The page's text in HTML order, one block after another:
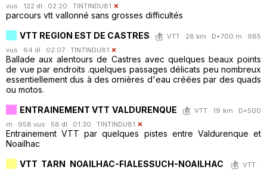
vus · 122 dl · 02:20 · TINTINDU81
parcours vtt vallonné sans grosses difficultés
VTT REGION EST DE CASTRES
VTT · 28 km · D+700 m · 985
vus · 64 dl · 02:07 · TINTINDU81
Ballade aux alentours de Castres avec quelques beaux points
de vue par endroits .quelques passages délicats peu nombreux
essentiellement dus à des ornières d'eau créées par des quads
ou motos.
ENTRAINEMENT VTT VALDURENQUE
VTT · 19 km · D+500
m · 958 vus · 58 dl · 01:30 · TINTINDU81
Entrainement VTT par quelques pistes entre Valdurenque et
Noailhac
VTT TARN NOAILHAC-FIALESSUCH-NOAILHAC
VTT ·